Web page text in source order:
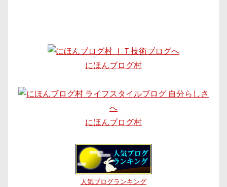
にほんブログ村
にほんブログ村
人気ブログランキング